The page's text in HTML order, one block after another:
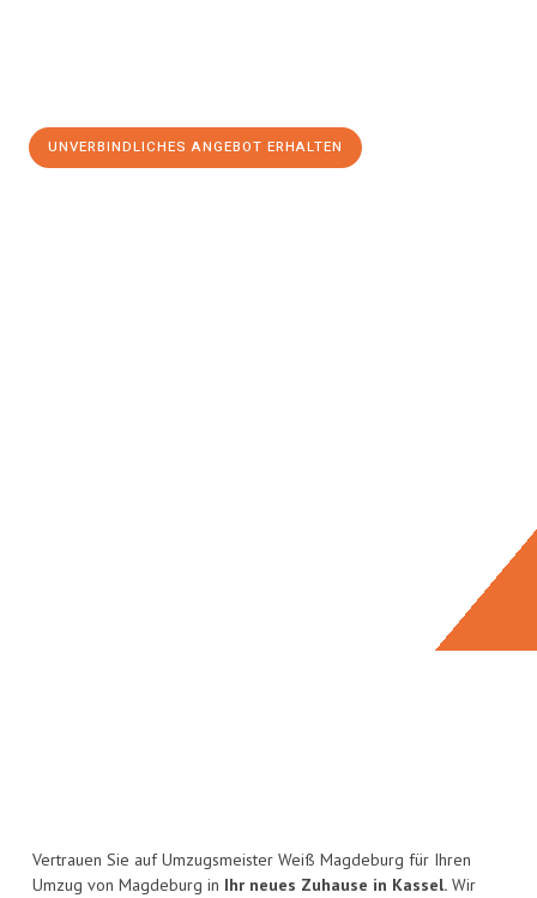
UNVERBINDLICHES ANGEBOT ERHALTEN
Vertrauen Sie auf Umzugsmeister Weiß Magdeburg für Ihren
Umzug von Magdeburg in Ihr neues Zuhause in Kassel. Wir